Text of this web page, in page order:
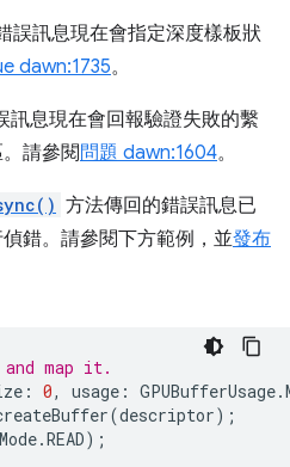
誤訊息現在會指定深度樣板狀
dawn:1735。
訊息現在會回報驗證失敗的繫
請參閱 問題 dawn:1604。
方法傳回的錯誤訊息已
錯。請參閱下方範例，並發布
map it.
: 0, usage : GPUBufferUsage.
(descriptor);
.READ);